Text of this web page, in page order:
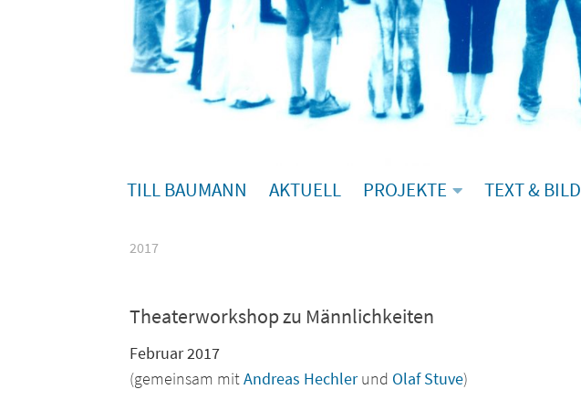
TILL BAUMANN AKTUELL PROJEKTE TEXT & BILD
2017
Theaterworkshop zu Männlichkeiten
Februar 2017
(gemeinsam mitAndreas Hechlerund Olaf Stuve)